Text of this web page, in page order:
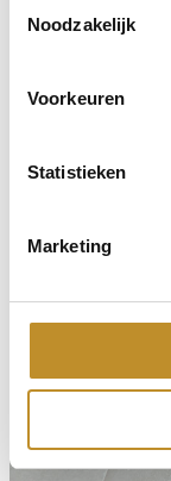
Noodzakelijk
Voorkeuren
Statistieken
Marketing